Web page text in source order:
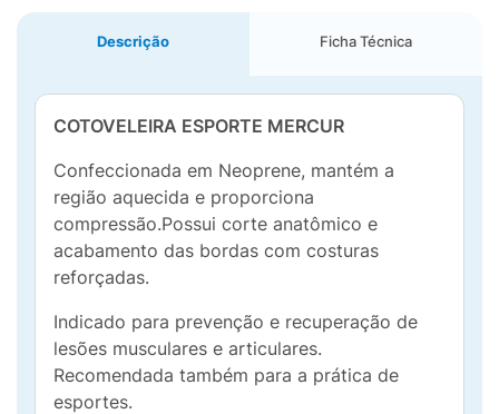
Descrição Ficha Técnica
COTOVELEIRA ESPORTE MERCUR
Confeccionada em Neoprene, mantém a
região aquecida e proporciona
compressão.Possui corte anatômico e
acabamento das bordas com costuras
reforçadas.
Indicado para prevenção e recuperação de
lesões musculares e articulares.
Recomendada também para a prática de
esportes.